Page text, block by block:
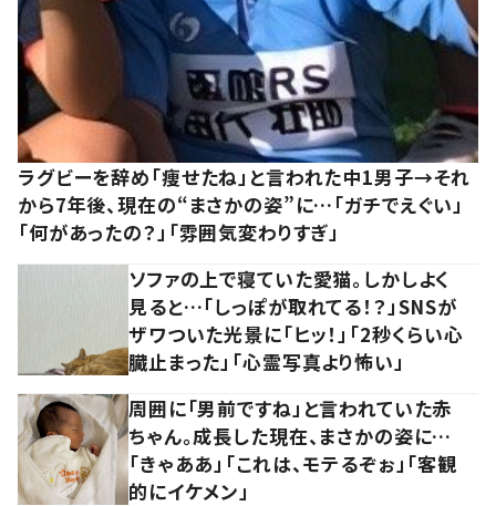
ラグビーを辞め「痩せたね」と言われた中1男子→それ
から7年後、現在の“まさかの姿”に…「ガチでえぐい」
「何があったの？」「雰囲気変わりすぎ」
ソファの上で寝ていた愛猫。しかしよく
見ると…「しっぽが取れてる！？」SNSが
ザワついた光景に「ヒッ！」「2秒くらい心
臓止まった」「心霊写真より怖い」
周囲に「男前ですね」と言われていた赤
ちゃん。成長した現在、まさかの姿に…
「きゃああ」「これは、モテるぞぉ」「客観
的にイケメン」